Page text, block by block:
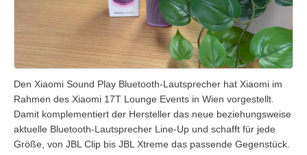
Den Xiaomi Sound Play Bluetooth-Lautsprecher hat Xiaomi im
Rahmen des Xiaomi 17T Lounge Events in Wien vorgestellt.
Damit komplementiert der Hersteller das neue beziehungsweise
aktuelle Bluetooth-Lautsprecher Line-Up und schafft für jede
Größe, von JBL Clip bis JBL Xtreme das passende Gegenstück.